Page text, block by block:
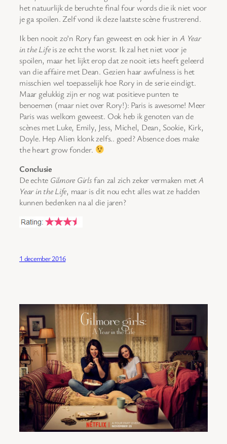
het natuurlijk de beruchte final four words die ik niet voor
je ga spoilen. Zelf vond ik deze laatste scène frustrerend.
Ik ben nooit zo’n Rory fan geweest en ook hier in A Year
in the Lifeis ze echt the worst. Ik zal het niet voor je
spoilen, maar het lijkt erop dat ze nooit iets heeft geleerd
van die affaire met Dean. Gezien haar awfulness is het
misschien wel toepasselijk hoe Rory in de serie eindigt.
Maar gelukkig zijn er nog wat positieve punten te
benoemen (maar niet over Rory!): Paris is awesome! Meer
Paris was welkom geweest. Ook heb ik genoten van de
scènes met Luke, Emily, Jess, Michel, Dean, Sookie, Kirk,
Doyle. Hep Alien klonk zelfs.. goed? Absence does make
the heart grow fonder.
Conclusie
De echte Gilmore Girlsfan zal zich zeker vermaken metA
Year in the Life, maar is dit nou echt alles wat ze hadden
kunnen bedenken na al die jaren?
1 december 2016